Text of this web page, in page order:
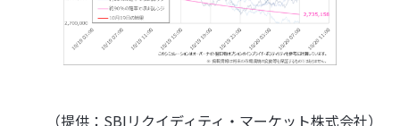
（提供：SBIリクイディティ・マーケット株式会社）